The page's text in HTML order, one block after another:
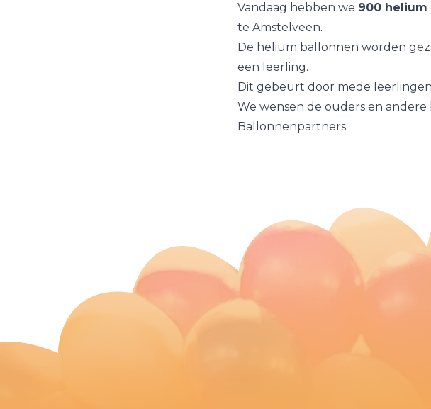
Vandaag hebben we 900
te Amstelveen.
De helium ballonnen worden
een leerling.
Dit gebeurt door mede
We wensen de ouders en
Ballonnenpartners